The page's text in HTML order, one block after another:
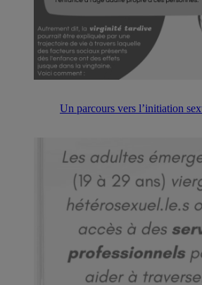
Un parcours vers l’initiation